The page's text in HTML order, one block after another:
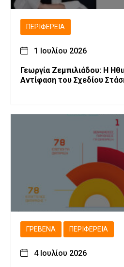
ΠΕΡΙΦΈΡΕΙΑ
1 Ιουλίου 2026
Γεωργία Ζεμπιλιάδου: Η
Αντίφαση του Σχεδίου
ΓΡΕΒΕΝΆ ΠΕΡΙΦΈΡΕΙΑ
4 Ιουλίου 2026